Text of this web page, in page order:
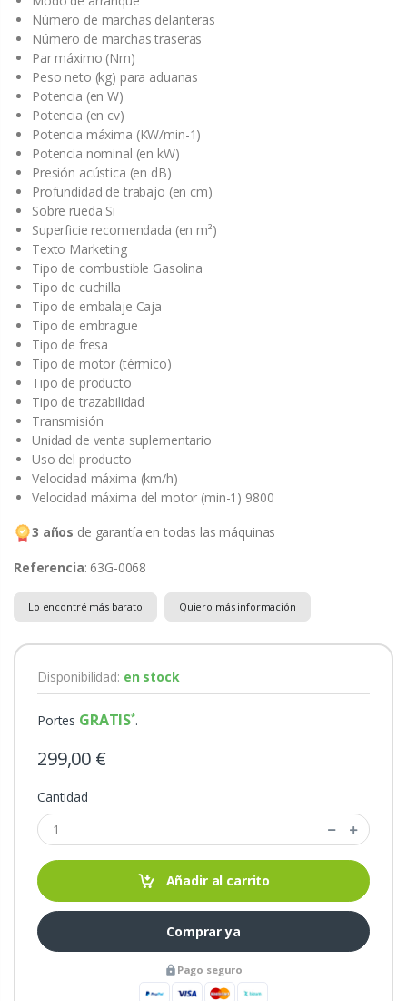
Número de marchas delanteras
Número de marchas traseras
Par máximo (Nm)
Peso neto (kg) para aduanas
Potencia (en W)
Potencia (en cv)
Potencia máxima (KW/min-1)
Potencia nominal (en kW)
Presión acústica (en dB)
Profundidad de trabajo (en cm)
Sobre rueda Si
Superficie recomendada (en m²)
Texto Marketing
Tipo de combustible Gasolina
Tipo de cuchilla
Tipo de embalaje Caja
Tipo de embrague
Tipo de fresa
Tipo de motor (térmico)
Tipo de producto
Tipo de trazabilidad
Transmisión
Unidad de venta suplementario
Uso del producto
Velocidad máxima (km/h)
Velocidad máxima del motor (min-1) 9800
3 años de garantía en todas las máquinas
Referencia: 63G-0068
Lo encontré más barato Quiero más información
Disponibilidad: en stock
Portes GRATIS .
299,00 €
Cantidad
Añadir al carrito
Comprar ya
Pago seguro